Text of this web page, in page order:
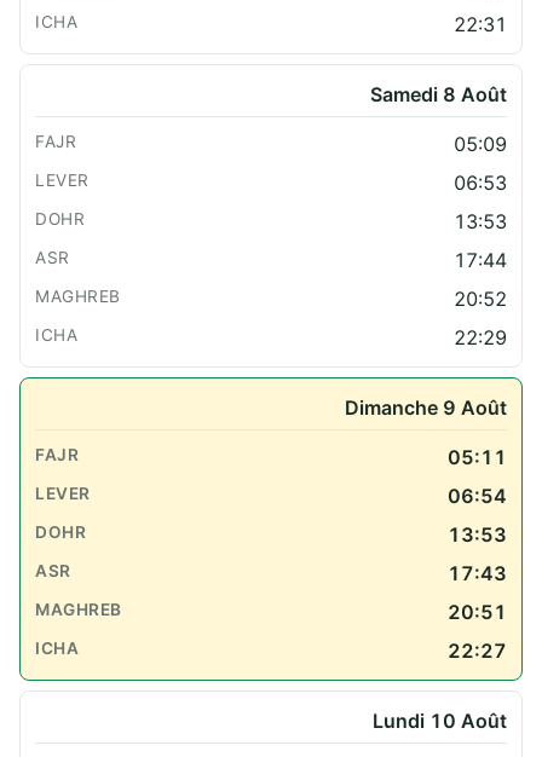
22:31
Samedi 8 Août
05:09
06:53
13:53
17:44
20:52
22:29
Dimanche 9 Août
05:11
06:54
13:53
17:43
20:51
22:27
Lundi 10 Août